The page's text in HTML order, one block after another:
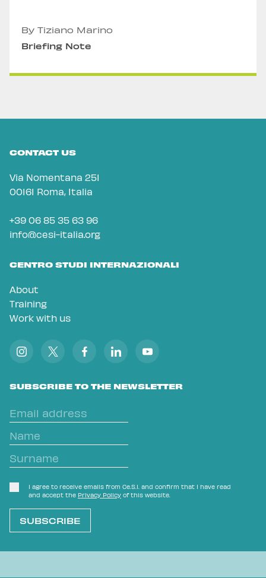
By Tiziano Marino
Briefing Note
CONTACT US
Via Nomentana 251
00161 Roma, Italia
+39 06 85 35 63 96
info@cesi-italia.org
CENTRO STUDI INTERNAZIONALI
About
Training
Work with us
SUBSCRIBE TO THE NEWSLETTER
I agree to receive emails from Ce.S.I. and confirm that I have read
and accept the Privacy Policy of this website.